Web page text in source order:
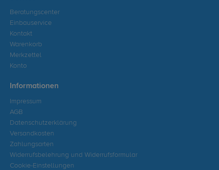
Beratungscenter
Einbauservice
Kontakt
Warenkorb
Merkzettel
Konto
Informationen
Impressum
AGB
Datenschutzerklärung
Versandkosten
Zahlungsarten
Widerrufsbelehrung und Widerrufsformular
Cookie-Einstellungen